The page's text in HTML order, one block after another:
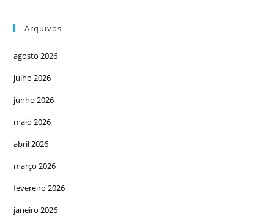
Arquivos
agosto 2026
julho 2026
junho 2026
maio 2026
abril 2026
março 2026
fevereiro 2026
janeiro 2026